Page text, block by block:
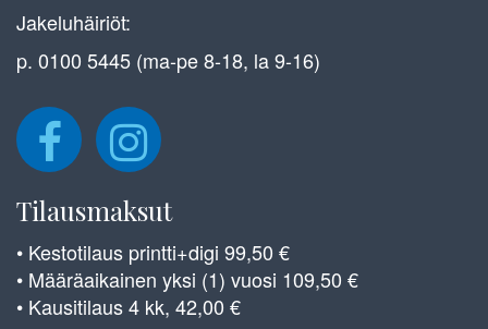
Jakeluhäiriöt:
p. 0100 5445 (ma-pe 8-18, la 9-16)
Tilausmaksut
• Kestotilaus printti+digi 99,50 €
• Määräaikainen yksi (1) vuosi 109,50 €
• Kausitilaus 4 kk, 42,00 €